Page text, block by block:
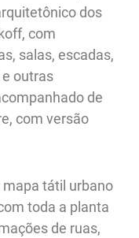
dos
com
salas, escadas,
outras
de
com versão
tátil urbano
toda a planta
de ruas,